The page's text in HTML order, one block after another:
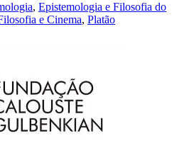
, Epistemologia e Filosofia do
e Cinema, Platão